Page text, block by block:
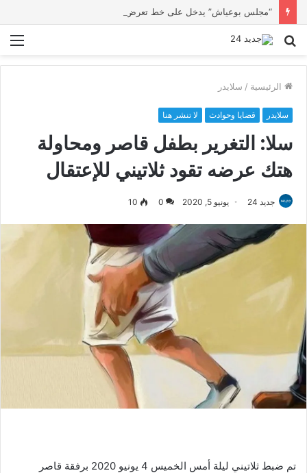
بحث
الرئيسية / سلايدر
سلايدر قضايا وحوادث لا تنشر هنا
سلا: التغرير بطفل قاصر ومحاولة
هتك عرضه تقود ثلاتيني للإعتقال
جديد 24 يونيو 5, 2020 0
10
تم ضبط ثلاتيني ليلة أمس الخميس 4 يونيو 2020 برفقة قاصر